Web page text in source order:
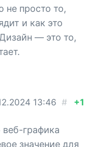
не просто то,
и как это
— это то,
13:46 # +1
веб-графика
значение для